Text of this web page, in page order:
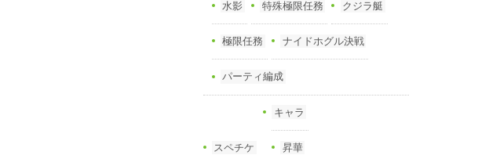
水影 特殊極限任務 クジラ艇
極限任務 ナイドホグル決戦
パーティ編成
スペチケ
キャラ
昇華